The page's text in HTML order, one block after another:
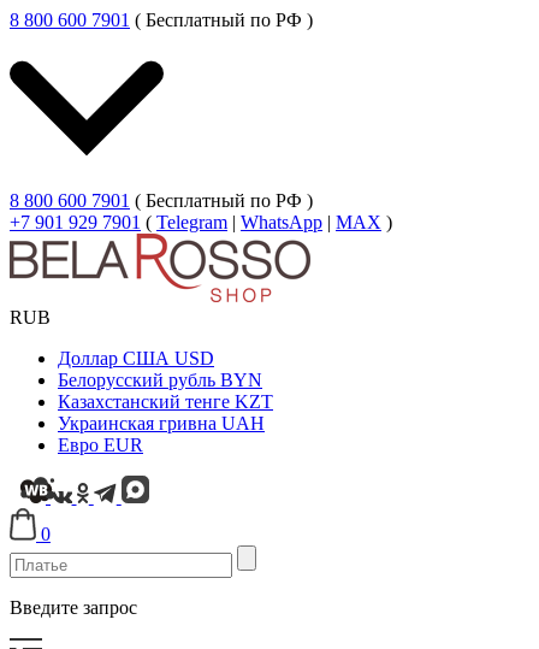
8 800 600 7901 ( Бесплатный по РФ )
8 800 600 7901 ( Бесплатный по РФ )
+7 901 929 7901 ( Telegram | WhatsApp | MAX )
RUB
Доллар США USD
Белорусский рубль BYN
Казахстанский тенге KZT
Украинская гривна UAH
Евро EUR
0
Введите запрос